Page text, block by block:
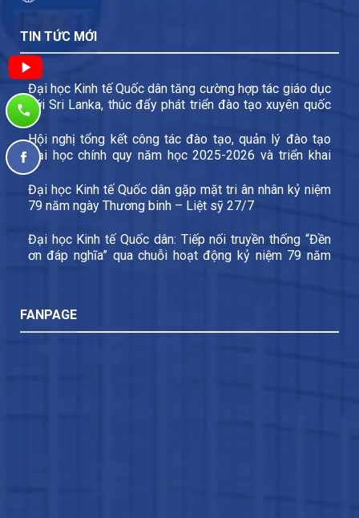
TIN TỨC MỚI
Đại học Kinh tế Quốc dân tăng cường hợp tác giáo dục
với Sri Lanka, thúc đẩy phát triển đào tạo xuyên quốc
gia và trao đổi sinh viên
Hội nghị tổng kết công tác đào tạo, quản lý đào tạo
Đại học chính quy năm học 2025-2026 và triển khai
các nhiệm vụ trọng tâm năm học 2026-2027
Đại học Kinh tế Quốc dân gặp mặt tri ân nhân kỷ niệm
79 năm ngày Thương binh – Liệt sỹ 27/7
Đại học Kinh tế Quốc dân: Tiếp nối truyền thống “Đền
ơn đáp nghĩa” qua chuỗi hoạt động kỷ niệm 79 năm
FANPAGE